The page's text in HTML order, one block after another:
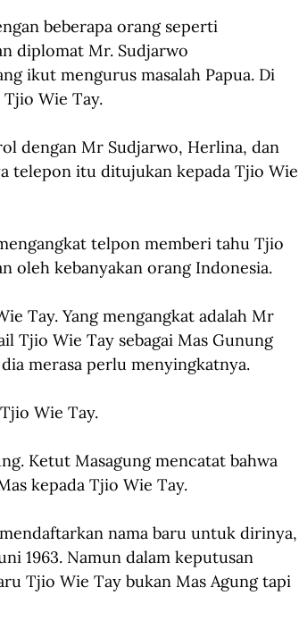
beberapa orang seperti
diplomat Mr. Sudjarwo
ikut mengurus masalah Papua. Di
Wie Tay.
dengan Mr Sudjarwo, Herlina, dan
telepon itu ditujukan kepada Tjio Wie
telpon memberi tahu Tjio
oleh kebanyakan orang Indonesia.
Tay. Yang mengangkat adalah Mr
Tjio Wie Tay sebagai Mas Gunung
merasa perlu menyingkatnya.
Wie Tay.
Ketut Masagung mencatat bahwa
kepada Tjio Wie Tay.
nama baru untuk dirinya,
1963. Namun dalam keputusan
Tjio Wie Tay bukan Mas Agung tapi